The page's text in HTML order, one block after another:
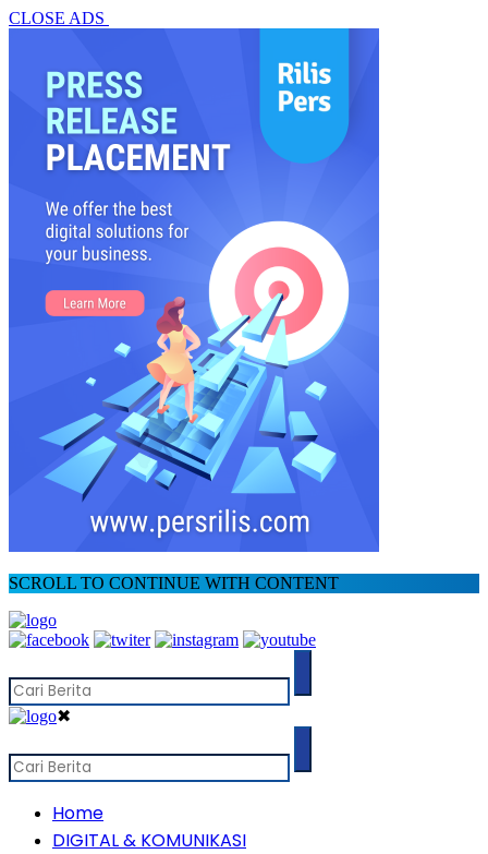
CLOSE ADS
SCROLL TO CONTINUE WITH CONTENT
✖
Home
DIGITAL & KOMUNIKASI